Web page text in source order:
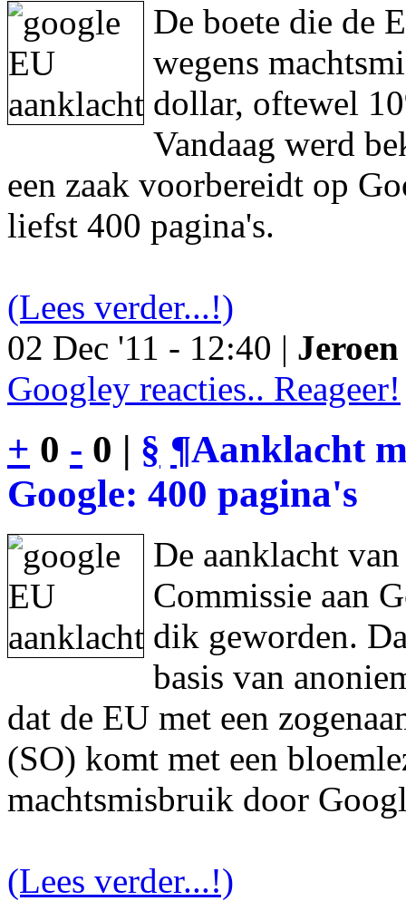
De boete die de
wegens
dollar, oftewel
Vandaag werd
een zaak voorbereidt op
liefst 400 pagina's.
(Lees verder...!)
02 Dec '11 - 12:40 |
Googley reacties.. Reageer!
+ 0 - 0 | § ¶Aanklacht
Google: 400 pagina's
De aanklacht
Commissie aan
dik geworden.
basis van
dat de EU met een
(SO) komt met een
machtsmisbruik door
(Lees verder...!)